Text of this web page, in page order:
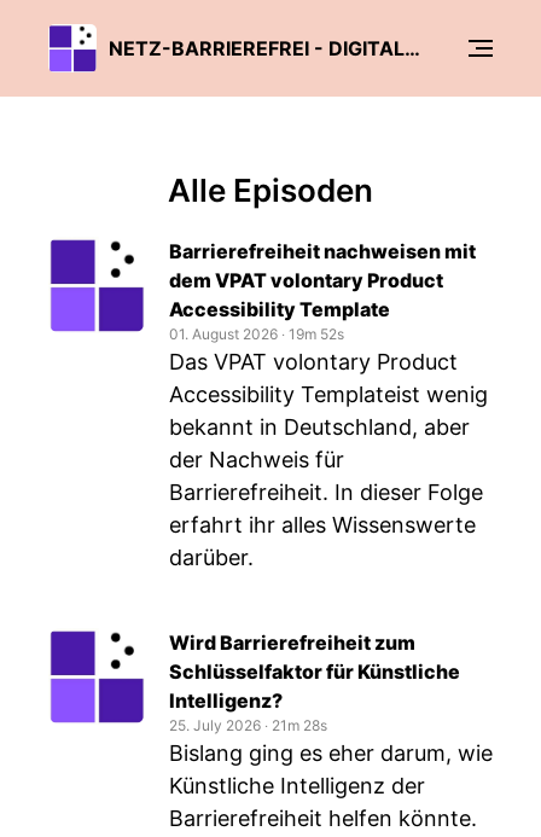
NETZ-BARRIEREFREI - DIGITALE BARRIEREFREIHEIT VERSTEHEN
Alle Episoden
Barrierefreiheit nachweisen mit
dem VPAT volontary Product
Accessibility Template
01. August 2026 ‧ 19m 52s
Das VPAT volontary Product
Accessibility Templateist wenig
bekannt in Deutschland, aber
der Nachweis für
Barrierefreiheit. In dieser Folge
erfahrt ihr alles Wissenswerte
darüber.
Wird Barrierefreiheit zum
Schlüsselfaktor für Künstliche
Intelligenz?
25. July 2026 ‧ 21m 28s
Bislang ging es eher darum, wie
Künstliche Intelligenz der
Barrierefreiheit helfen könnte.